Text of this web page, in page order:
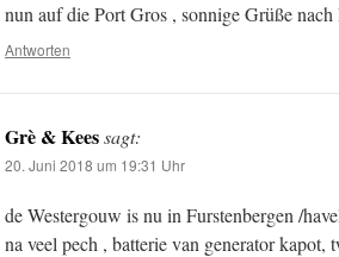
nun auf die Port Gros , sonnige Grüße
Antworten
Grè & Keessagt:
20. Juni 2018 um 19:31 Uhr
de Westergouw is nu in Furstenbergen /
na veel pech , batterie van generator